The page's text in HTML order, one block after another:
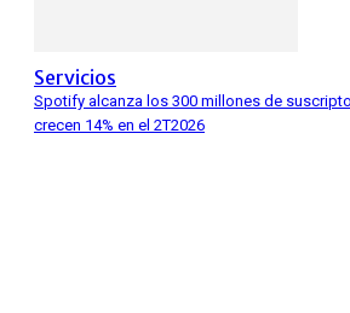
Servicios
Spotify alcanza los 300 millones de
crecen 14% en el 2T2026